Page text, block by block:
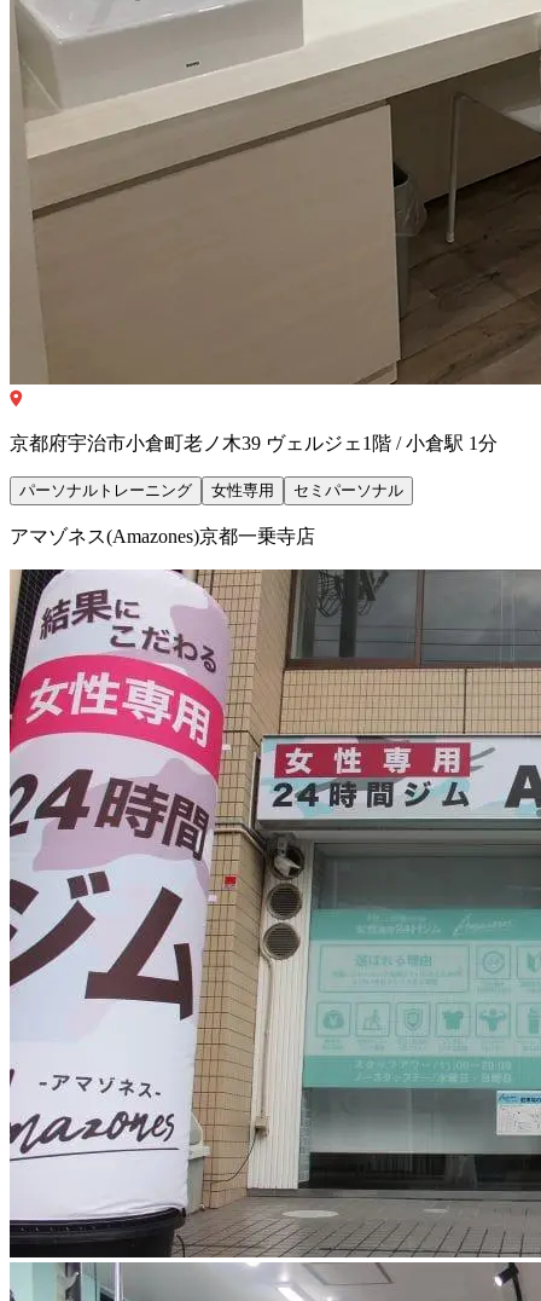
京都府宇治市小倉町老ノ木39 ヴェルジェ1階 / 小倉駅 1分
パーソナルトレーニング 女性専用 セミパーソナル
アマゾネス(Amazones)京都一乗寺店